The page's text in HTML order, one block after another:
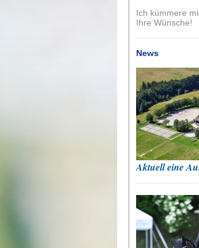
Ich kümmere
Ihre Wünsche!
News
Aktuell eine